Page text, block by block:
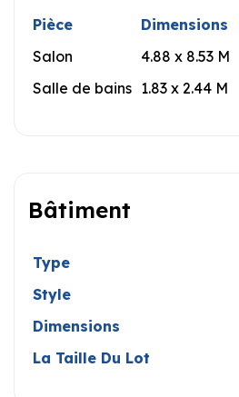
Pièce Dimensions
Salon
4.88 x 8.53 M
Salle de bains 1.83 x 2.44 M
Bâtiment
Type
Style
Dimensions
La Taille Du Lot